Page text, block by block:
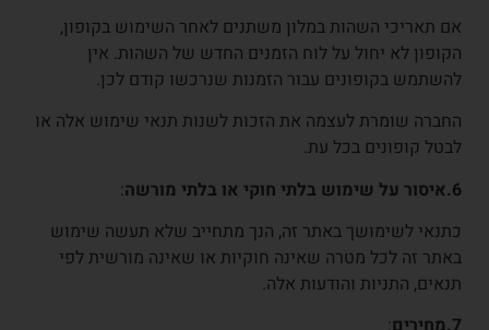
אם תאריכי השהות במלון משתנים לאחר השימוש בקופון,
הקופון לא יחול על לוח הזמנים החדש של השהות. אין
להשתמש בקופונים עבור הזמנות שנרכשו קודם לכן.
החברה שומרת לעצמה את הזכות לשנות תנאי שימוש אלה או
לבטל קופונים בכל עת.
6.איסור על שימוש בלתי חוקי או בלתי מורשה
:
כתנאי לשימושך באתר זה, הנך מתחייב שלא תעשה שימוש
באתר זה לכל מטרה שאינה חוקיות או שאינה מורשית לפי
תנאים, התניות והודעות אלה.